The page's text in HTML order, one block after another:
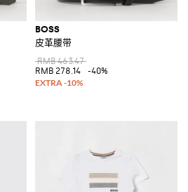
BOSS
皮革腰带
RMB 463.47
RMB 278.14
-40%